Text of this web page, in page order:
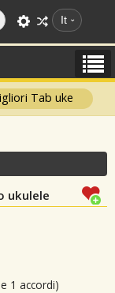
It
Tab uke
ukulele
1 accordi)